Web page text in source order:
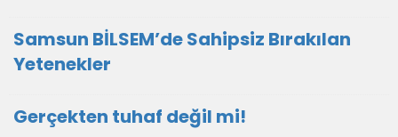
Samsun BİLSEM’de Sahipsiz Bırakılan
Yetenekler
Gerçekten tuhaf değil mi!